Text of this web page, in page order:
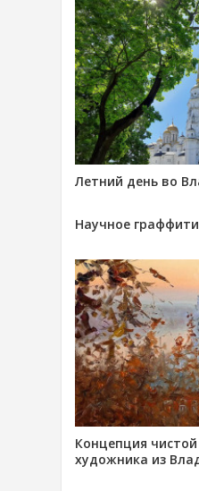
Летний день во
Научное
Концепция
художника из